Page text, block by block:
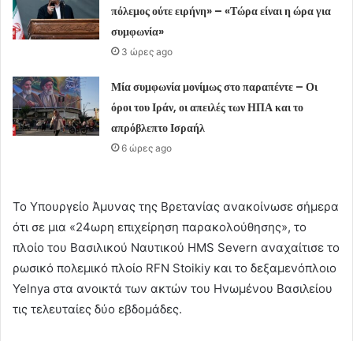
πόλεμος ούτε ειρήνη» – «Τώρα είναι η ώρα για
συμφωνία»
3 ώρες ago
Μία συμφωνία μονίμως στο παραπέντε – Οι
όροι του Ιράν, οι απειλές των ΗΠΑ και το
απρόβλεπτο Ισραήλ
6 ώρες ago
Το Υπουργείο Άμυνας της Βρετανίας ανακοίνωσε σήμερα
ότι σε μια «24ωρη επιχείρηση παρακολούθησης», το
πλοίο του Βασιλικού Ναυτικού HMS Severn αναχαίτισε το
ρωσικό πολεμικό πλοίο RFN Stoikiy και το δεξαμενόπλοιο
Yelnya στα ανοικτά των ακτών του Ηνωμένου Βασιλείου
τις τελευταίες δύο εβδομάδες.